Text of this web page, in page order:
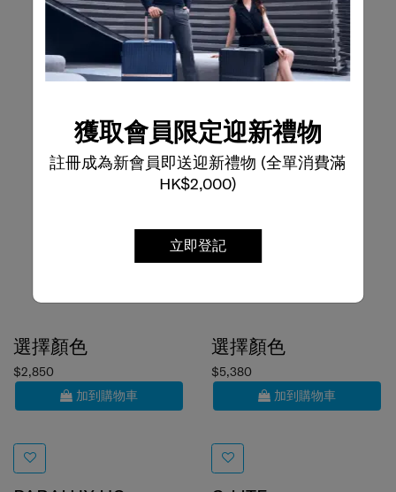
獲取會員限定迎新禮物
註冊成為新會員即送迎新禮物 (全單消費滿
HK$2,000)
立即登記
$2,850
加到購物車
PARALUX HS
$5,380
加到購物車
C-LITE